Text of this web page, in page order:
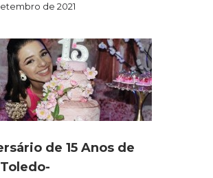
de 2021
de 15 Anos de